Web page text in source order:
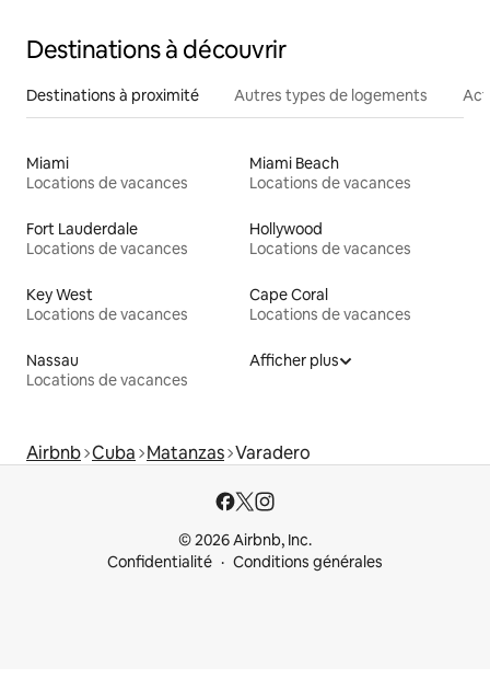
Destinations à découvrir
Destinations à proximité Autres types de logements
Miami
Locations de vacances
Miami Beach
Locations de vacances
Fort Lauderdale
Locations de vacances
Hollywood
Locations de vacances
Key West
Locations de vacances
Cape Coral
Locations de vacances
Nassau
Locations de vacances
Afficher plus
Airbnb Cuba Matanzas Varadero
© 2026 Airbnb, Inc.
Confidentialité
Conditions générales